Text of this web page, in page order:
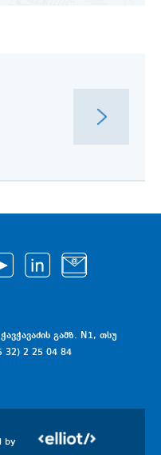
გამზ. N1, თსუ
32) 2 25 04 84
by